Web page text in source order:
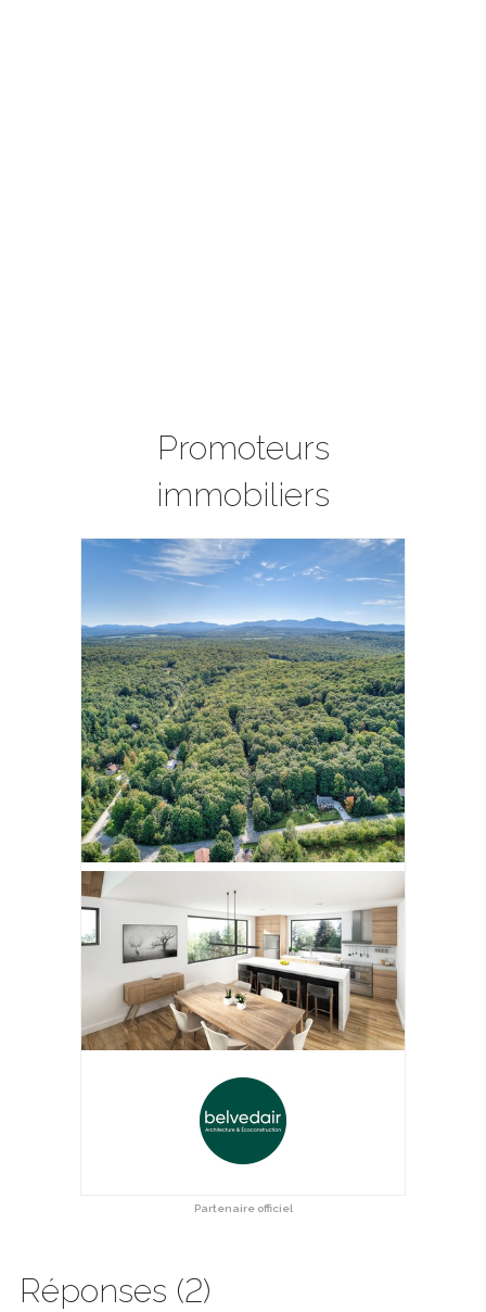
Promoteurs
immobiliers
Partenaire officiel
Réponses (2)